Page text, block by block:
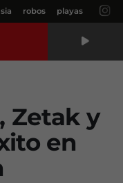
robos playas
Zetak y
en